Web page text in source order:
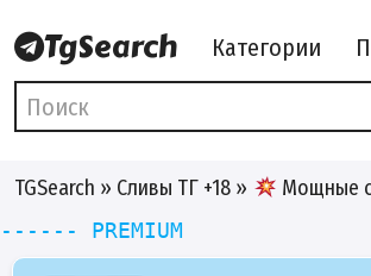
Категории
TGSearch » Сливы ТГ +18 » Мощные
------ PREMIUM